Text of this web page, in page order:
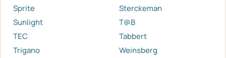
Sprite
Sterckeman
Sunlight
T@B
TEC
Tabbert
Trigano
Weinsberg